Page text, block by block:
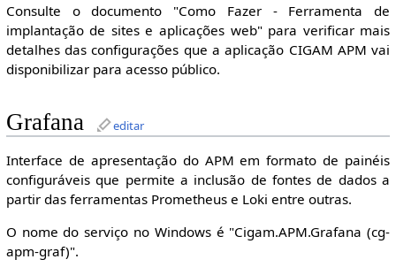
Consulte o documento "Como Fazer - Ferramenta de
implantação de sites e aplicações web" para verificar mais
detalhes das configurações que a aplicação CIGAM APM vai
disponibilizar para acesso público.
Grafana editar
Interface de apresentação do APM em formato de painéis
configuráveis que permite a inclusão de fontes de dados a
partir das ferramentas Prometheus e Loki entre outras.
O nome do serviço no Windows é "Cigam.APM.Grafana (cg-
apm-graf)".